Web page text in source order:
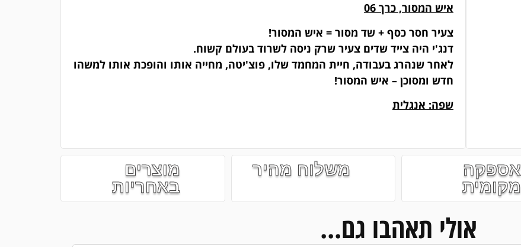
איש המסור, כרך 06
צעיר חסר כסף + שד מסור = איש המסור!
דנג'י היה צייד שדים צעיר שרק ניסה לשרוד בעולם קשוח.
לאחר שנהרג בעבודה, חיית המחמד שלו, פוצ'יטה, מחייה אותו והופכת אותו למשהו
חדש ומסוכן – איש המסור!
שפה: אנגלית
אספקה
מקומית
משלוח מהיר
מוצרים
באחריות
אולי תאהבו גם...